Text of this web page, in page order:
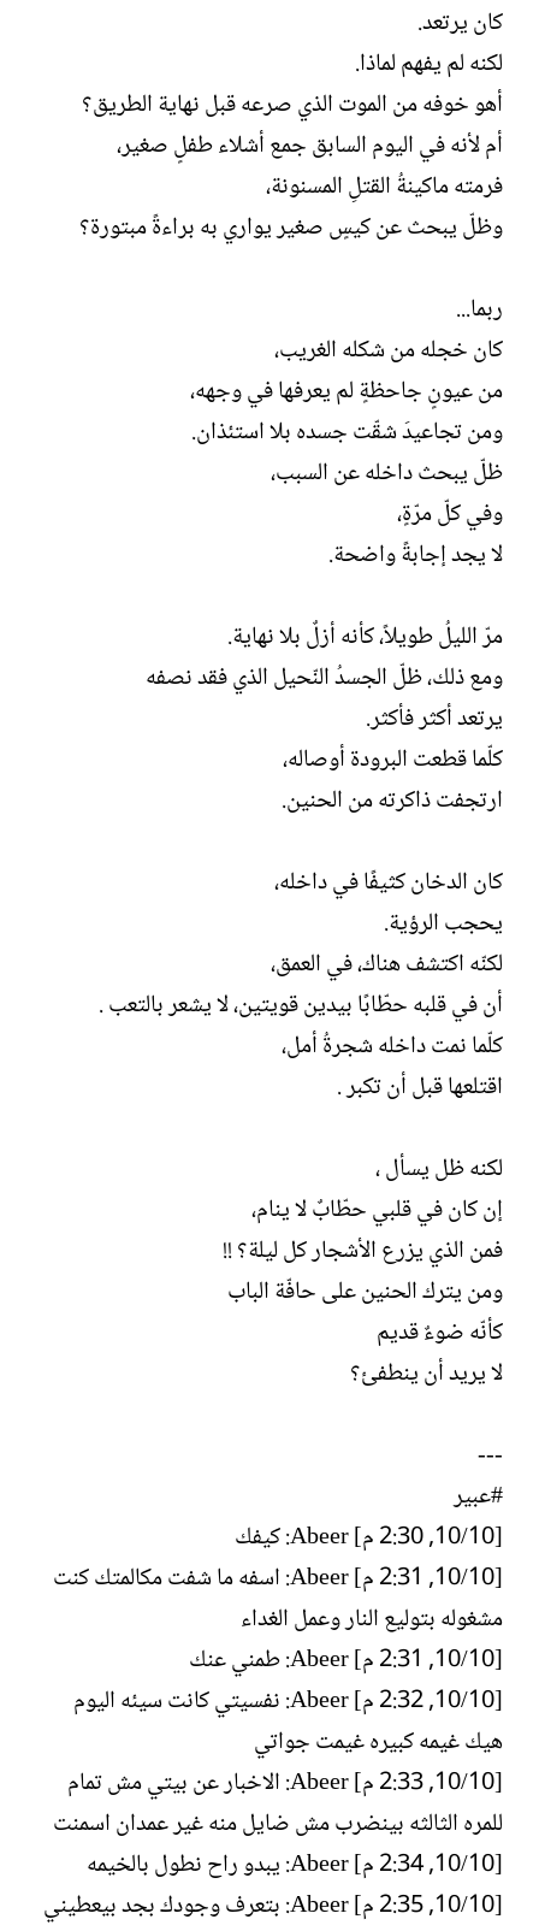
كان يرتعد.
لكنه لم يفهم لماذا.
أهو خوفه من الموت الذي صرعه قبل نهاية الطريق؟
أم لأنه في اليوم السابق جمع أشلاء طفلٍ صغير،
فرمته ماكينةُ القتلِ المسنونة،
وظلّ يبحث عن كيسٍ صغير يواري به براءةً مبتورة؟
ربما...
كان خجله من شكله الغريب،
من عيونٍ جاحظةٍ لم يعرفها في وجهه،
ومن تجاعيدَ شقّت جسده بلا استئذان.
ظلّ يبحث داخله عن السبب،
وفي كلّ مرّةٍ،
لا يجد إجابةً واضحة.
مرّ الليلُ طويلاً، كأنه أزلٌ بلا نهاية.
ومع ذلك، ظلّ الجسدُ النّحيل الذي فقد نصفه
يرتعد أكثر فأكثر.
كلّما قطعت البرودة أوصاله،
ارتجفت ذاكرته من الحنين.
كان الدخان كثيفًا في داخله،
يحجب الرؤية.
لكنّه اكتشف هناك، في العمق،
أن في قلبه حطّابًا بيدين قويتين، لا يشعر بالتعب .
كلّما نمت داخله شجرةُ أمل،
اقتلعها قبل أن تكبر .
لكنه ظل يسأل ،
إن كان في قلبي حطّابٌ لا ينام،
فمن الذي يزرع الأشجار كل ليلة؟ !!
ومن يترك الحنين على حافّة الباب
كأنّه ضوءٌ قديم
لا يريد أن ينطفئ؟
---
#عبير
[10/‏10, 2:30 م] Abeer: كيفك
[10/‏10, 2:31 م] Abeer: اسفه ما شفت مكالمتك كنت
مشغوله بتوليع النار وعمل الغداء
[10/‏10, 2:31 م] Abeer: طمني عنك
[10/‏10, 2:32 م] Abeer: نفسيتي كانت سيئه اليوم
هيك غيمه كبيره غيمت جواتي
[10/‏10, 2:33 م] Abeer: الاخبار عن بيتي مش تمام
للمره الثالثه بينضرب مش ضايل منه غير عمدان اسمنت
[10/‏10, 2:34 م] Abeer: يبدو راح نطول بالخيمه
[10/‏10, 2:35 م] Abeer: بتعرف وجودك بجد بيعطيني